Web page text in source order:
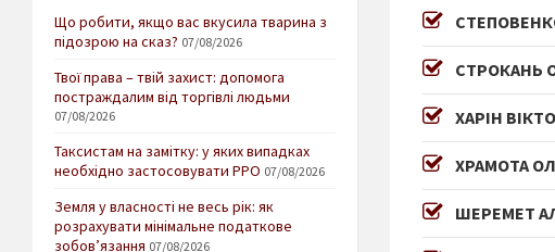
СТРОКАНЬ
ХАРІН
ХРАМОТА
ШЕРЕМЕТ
Що робити, якщо вас вкусила тварина з
підозрою на сказ? 07/08/2026
Твої права – твій захист: допомога
постраждалим від торгівлі людьми
07/08/2026
Таксистам на замітку: у яких випадках
необхідно застосовувати РРО 07/08/2026
Земля у власності не весь рік: як
розрахувати мінімальне податкове
зобов’язання 07/08/2026